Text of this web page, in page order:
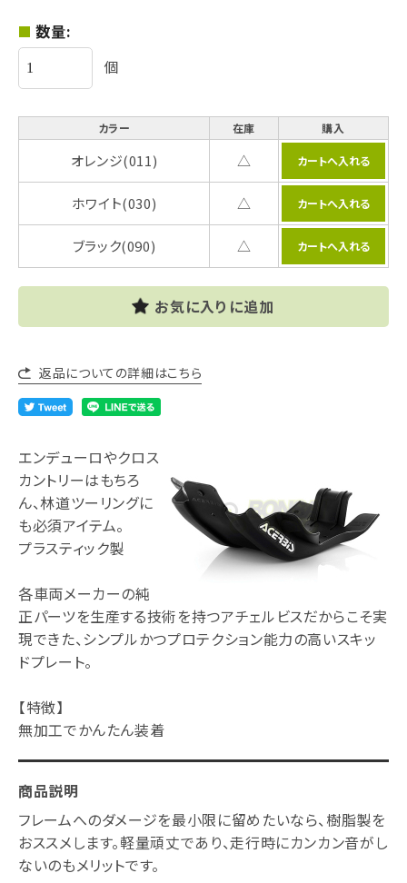
数量:
個
カラー 在庫 購入
オレンジ(011) △
ホワイト(030) △
ブラック(090) △
お気に入りに追加
返品についての詳細はこちら
エンデューロやクロス
カントリーはもちろ
ん、林道ツーリングに
も必須アイテム。
プラスティック製
各車両メーカーの純
正パーツを生産する技術を持つアチェルビスだからこそ実
現できた、シンプルかつプロテクション能力の高いスキッ
ドプレート。
【特徴】
無加工でかんたん装着
商品説明
フレームへのダメージを最小限に留めたいなら、樹脂製を
おススメします。軽量頑丈であり、走行時にカンカン音がし
ないのもメリットです。